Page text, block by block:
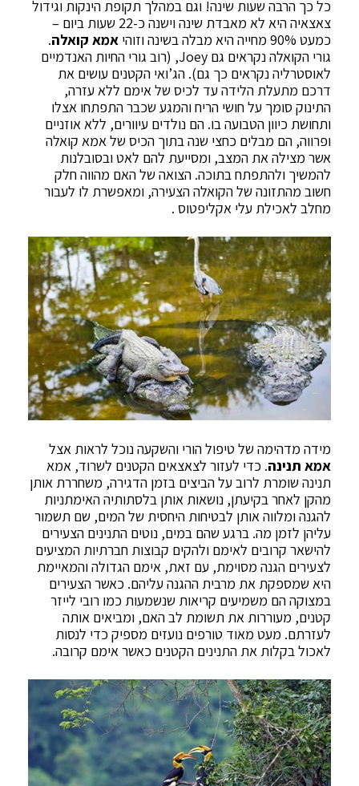
כל כך הרבה שעות שינה! וגם במהלך תקופת הינקות וגידול
צאצאיה היא לא מאבדת שינה וישנה כ-22 שעות ביום –
כמעט 90% מחייה היא מבלה בשינה וזוהי
אמא קואלה.
גורי הקואלה נקראים גם Joey, (רוב גורי החיות האנדמיים
לאוסטרליה נקראים כך גם). הג’ואי הקטנים עושים את
דרכם מתעלת הלידה עד לכיס של אימם ללא עזרה,
התינוק סומך על חושי הריח והמגע שכבר התפתחו אצלו
ותחושת כיוון הטבועה בו. הם נולדים עיוורים, ללא אוזניים
ופרווה, הם מבלים כחצי שנה בתוך הכיס של אמא קואלה
אשר מצילה את המצב, ומסייעת להם לאט ובסובלנות
להמשיך ולהתפתח בתוכה. הצואה של האם מהווה חלק
חשוב מהתזונה של הקואלה הצעירה, ומאפשרת לו לעבור
מחלב לאכילת עלי אקליפטוס .
מידה מדהימה של טיפול הורי והשקעה נוכל לראות אצל
אמא תנינה. כדי לעזור לצאצאים הקטנים לשרוד, אמא
תנינה שומרת לרוב על הביצים בזמן הדגירה, משחררת אותן
מהקן לאחר בקיעתן, נושאות אותן בלסתותיה האימתניות
להגנה ומלווה אותן לבטיחות היחסית של המים, שם תשמור
עליהן לזמן מה. ברגע שהם במים, נוטים התנינים הצעירים
להישאר קרובים לאימם ולהקים קבוצות חברתיות המציעים
לצעירים הגנה מסוימת, עם זאת, אימם הגדולה והמאיימת
היא שמספקת את מרבית ההגנה עליהם. כאשר הצעירים
במצוקה הם משמיעים קריאות שנשמעות כמו רובי לייזר
קטנים, מעוררות את תשומת לב האם, ומביאים אותה
לעזרתם. מעט מאוד טורפים נועזים מספיק כדי לנסות
לאכול בקלות את התנינים הקטנים כאשר אימם קרובה.